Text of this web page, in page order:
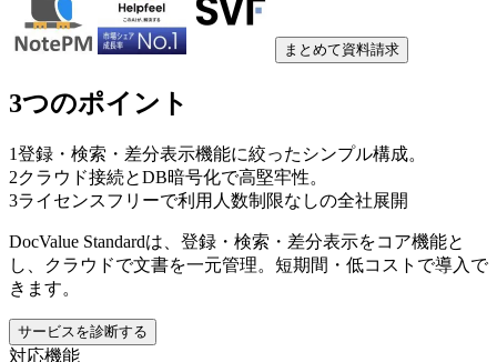
まとめて資料請求
3つのポイント
1登録・検索・差分表示機能に絞ったシンプル構成。
2クラウド接続とDB暗号化で高堅牢性。
3ライセンスフリーで利用人数制限なしの全社展開
DocValue Standardは、登録・検索・差分表示をコア機能と
し、クラウドで文書を一元管理。短期間・低コストで導入で
きます。
サービスを診断する
対応機能